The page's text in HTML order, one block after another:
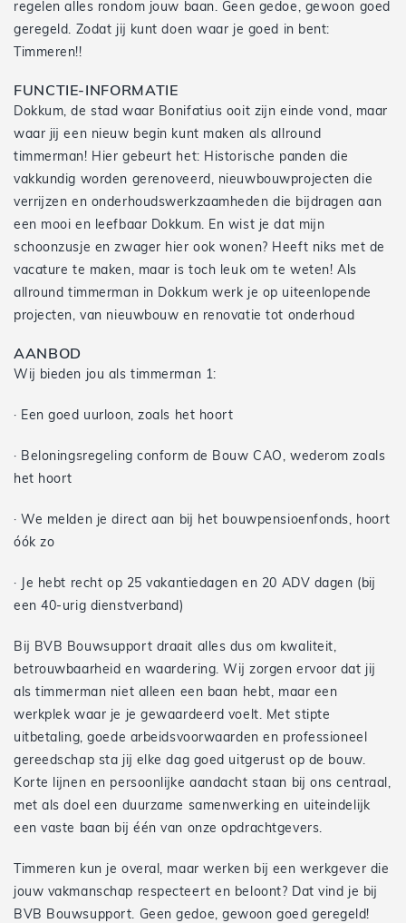
regelen alles rondom jouw baan. Geen gedoe, gewoon goed
geregeld. Zodat jij kunt doen waar je goed in bent:
Timmeren!!
FUNCTIE-INFORMATIE
Dokkum, de stad waar Bonifatius ooit zijn einde vond, maar
waar jij een nieuw begin kunt maken als allround
timmerman! Hier gebeurt het: Historische panden die
vakkundig worden gerenoveerd, nieuwbouwprojecten die
verrijzen en onderhoudswerkzaamheden die bijdragen aan
een mooi en leefbaar Dokkum. En wist je dat mijn
schoonzusje en zwager hier ook wonen? Heeft niks met de
vacature te maken, maar is toch leuk om te weten! Als
allround timmerman in Dokkum werk je op uiteenlopende
projecten, van nieuwbouw en renovatie tot onderhoud
AANBOD
Wij bieden jou als timmerman 1:
· Een goed uurloon, zoals het hoort
· Beloningsregeling conform de Bouw CAO, wederom zoals
het hoort
· We melden je direct aan bij het bouwpensioenfonds, hoort
óók zo
· Je hebt recht op 25 vakantiedagen en 20 ADV dagen (bij
een 40-urig dienstverband)
Bij BVB Bouwsupport draait alles dus om kwaliteit,
betrouwbaarheid en waardering. Wij zorgen ervoor dat jij
als timmerman niet alleen een baan hebt, maar een
werkplek waar je je gewaardeerd voelt. Met stipte
uitbetaling, goede arbeidsvoorwaarden en professioneel
gereedschap sta jij elke dag goed uitgerust op de bouw.
Korte lijnen en persoonlijke aandacht staan bij ons centraal,
met als doel een duurzame samenwerking en uiteindelijk
een vaste baan bij één van onze opdrachtgevers.
Timmeren kun je overal, maar werken bij een werkgever die
jouw vakmanschap respecteert en beloont? Dat vind je bij
BVB Bouwsupport. Geen gedoe, gewoon goed geregeld!